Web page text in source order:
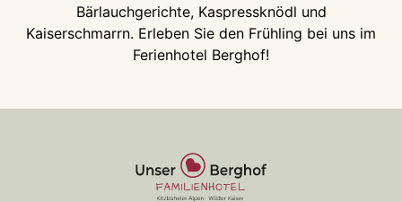
Bärlauchgerichte, Kaspressknödl und
Kaiserschmarrn. Erleben Sie den Frühling bei uns im
Ferienhotel Berghof!